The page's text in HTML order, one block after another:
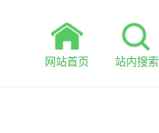
网站首页 站内搜索